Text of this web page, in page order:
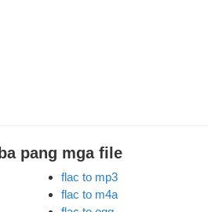
pang mga file
flac to mp3
flac to m4a